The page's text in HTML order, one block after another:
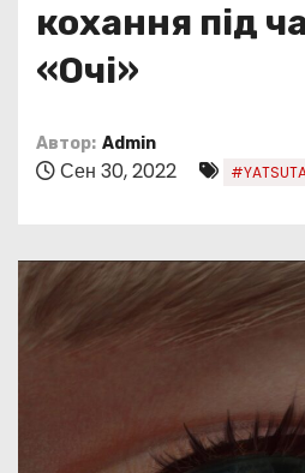
кохання під
«Очі»
Автор: Admin
Сен 30, 2022